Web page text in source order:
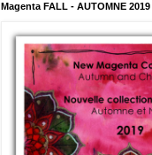
Magenta FALL - AUTOMNE 2019